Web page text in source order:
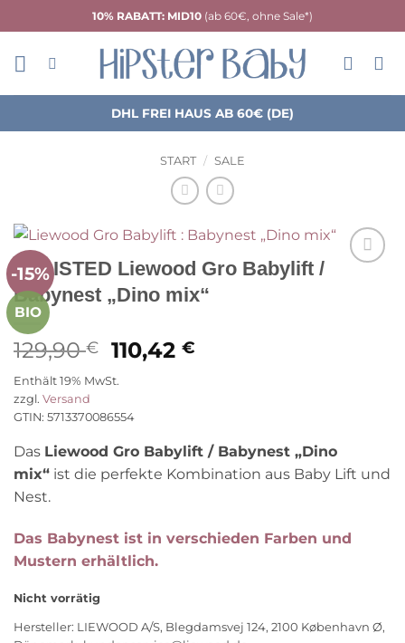
Inhalt
springen
10% RABATT: MID10 (ab 60€, ohne Sale*)
DHL FREI HAUS AB 60€ (DE)
START / SALE
-15%
BIO
Auf die
DELISTED Liewood Gro Babylift /
Babynest „Dino mix“
129,90€
Ursprünglicher
Preis
war:
129,90 €
110,42€
Enthält 19% MwSt.
zzgl. Versand
GTIN: 5713370086554
Das Liewood Gro Babylift / Babynest „Dino
mix“ ist die perfekte Kombination aus Baby Lift und
Nest.
Das Babynest ist in verschieden Farben und
Mustern erhältlich.
Nicht vorrätig
Hersteller: LIEWOOD A/S, Blegdamsvej 124, 2100 København Ø,